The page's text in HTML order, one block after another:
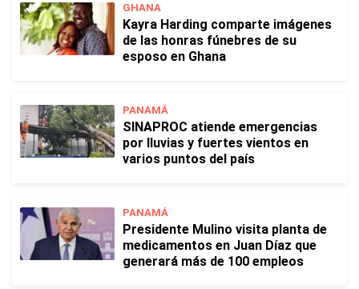
GHANA
Kayra Harding comparte imágenes
de las honras fúnebres de su
esposo en Ghana
PANAMÁ
SINAPROC atiende emergencias
por lluvias y fuertes vientos en
varios puntos del país
PANAMÁ
Presidente Mulino visita planta de
medicamentos en Juan Díaz que
generará más de 100 empleos